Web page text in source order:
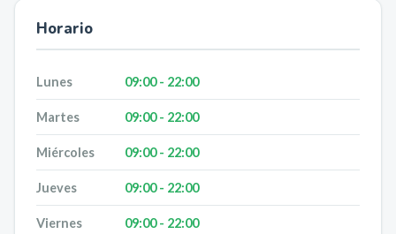
Horario
Lunes 09:00 - 22:00
Martes 09:00 - 22:00
Miércoles 09:00 - 22:00
Jueves 09:00 - 22:00
Viernes 09:00 - 22:00